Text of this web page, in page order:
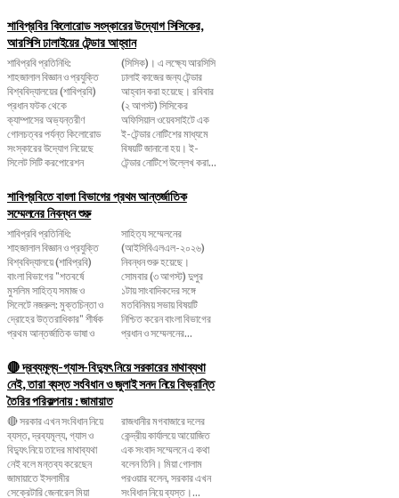
শাবিপ্রবির কিলোরোড সংস্কারের উদ্যোগ সিসিকের,
আরসিসি ঢালাইয়ের টেন্ডার আহ্বান
শাবিপ্রবি প্রতিনিধি:
শাহজালাল বিজ্ঞান ও প্রযুক্তি
বিশ্ববিদ্যালয়ের (শাবিপ্রবি)
প্রধান ফটক থেকে
ক্যাম্পাসের অভ্যন্তরীণ
গোলচত্বর পর্যন্ত কিলোরোড
সংস্কারের উদ্যোগ নিয়েছে
সিলেট সিটি করপোরেশন
(সিসিক)। এ লক্ষ্যে আরসিসি
ঢালাই কাজের জন্য টেন্ডার
আহ্বান করা হয়েছে। রবিবার
(২ আগস্ট) সিসিকের
অফিসিয়াল ওয়েবসাইটে এক
ই-টেন্ডার নোটিশের মাধ্যমে
বিষয়টি জানানো হয়। ই-
টেন্ডার নোটিশে উল্লেখ করা...
শাবিপ্রবিতে বাংলা বিভাগের প্রথম আন্তর্জাতিক
সম্মেলনের নিবন্ধন শুরু
শাবিপ্রবি প্রতিনিধি:
শাহজালাল বিজ্ঞান ও প্রযুক্তি
বিশ্ববিদ্যালয়ে (শাবিপ্রবি)
বাংলা বিভাগের "শতবর্ষে
মুসলিম সাহিত্য সমাজ ও
সিলেটে নজরুল: মুক্তচিন্তা ও
দ্রোহের উত্তরাধিকার" শীর্ষক
প্রথম আন্তর্জাতিক ভাষা ও
সাহিত্য সম্মেলনের
(আইসিবিএলএল-২০২৬)
নিবন্ধন শুরু হয়েছে।
সোমবার (৩ আগস্ট) দুপুর
১টায় সাংবাদিকদের সঙ্গে
মতবিনিময় সভায় বিষয়টি
নিশ্চিত করেন বাংলা বিভাগের
প্রধান ও সম্মেলনের...
🔴 দ্রব্যমূল্য-গ্যাস-বিদ্যুৎ নিয়ে সরকারের মাথাব্যথা
নেই, তারা ব্যস্ত সংবিধান ও জুলাই সনদ নিয়ে বিভ্রান্তি
তৈরির পরিকল্পনায় : জামায়াত
🔴 সরকার এখন সংবিধান নিয়ে
ব্যস্ত, দ্রব্যমূল্য, গ্যাস ও
বিদ্যুৎ নিয়ে তাদের মাথাব্যথা
নেই বলে মন্তব্য করেছেন
জামায়াতে ইসলামীর
সেক্রেটারি জেনারেল মিয়া
রাজধানীর মগবাজারে দলের
কেন্দ্রীয় কার্যালয়ে আয়োজিত
এক সংবাদ সম্মেলনে এ কথা
বলেন তিনি। মিয়া গোলাম
পরওয়ার বলেন, সরকার এখন
সংবিধান নিয়ে ব্যস্ত।...